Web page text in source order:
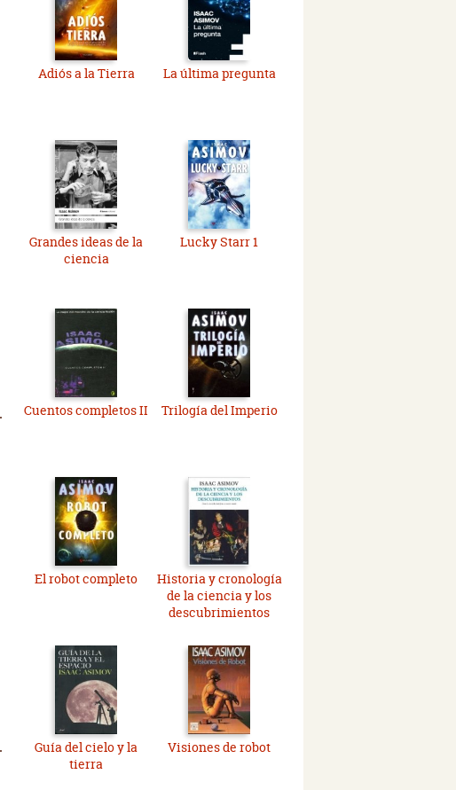
Adiós a la Tierra La última pregunta
Grandes ideas de la
ciencia
Lucky Starr 1
Cuentos completos II Trilogía del Imperio
El robot completo
Historia y cronología
de la ciencia y los
descubrimientos
Guía del cielo y la
tierra
Visiones de robot